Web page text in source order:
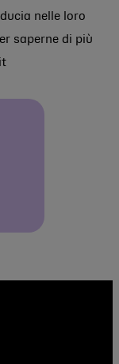
nelle loro
saperne di più